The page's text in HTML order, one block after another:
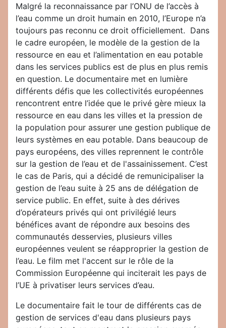
Malgré la reconnaissance par l’ONU de l’accès à
l’eau comme un droit humain en 2010, l’Europe n’a
toujours pas reconnu ce droit officiellement. Dans
le cadre européen, le modèle de la gestion de la
ressource en eau et l’alimentation en eau potable
dans les services publics est de plus en plus remis
en question. Le documentaire met en lumière
différents défis que les collectivités européennes
rencontrent entre l’idée que le privé gère mieux la
ressource en eau dans les villes et la pression de
la population pour assurer une gestion publique de
leurs systèmes en eau potable. Dans beaucoup de
pays européens, des villes reprennent le contrôle
sur la gestion de l’eau et de l'assainissement. C’est
le cas de Paris, qui a décidé de remunicipaliser la
gestion de l’eau suite à 25 ans de délégation de
service public. En effet, suite à des dérives
d’opérateurs privés qui ont privilégié leurs
bénéfices avant de répondre aux besoins des
communautés desservies, plusieurs villes
européennes veulent se réapproprier la gestion de
l’eau. Le film met l'accent sur le rôle de la
Commission Européenne qui inciterait les pays de
l’UE à privatiser leurs services d’eau.
Le documentaire fait le tour de différents cas de
gestion de services d'eau dans plusieurs pays